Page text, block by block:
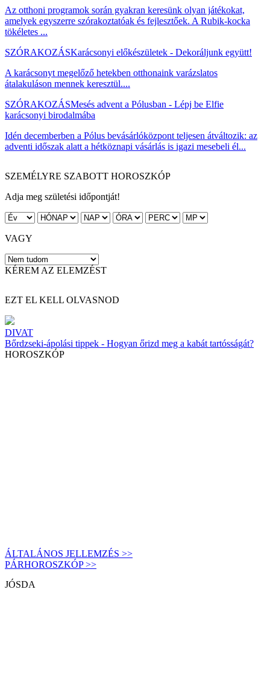
Az otthoni programok során gyakran keresünk olyan játékokat,
amelyek egyszerre szórakoztatóak és fejlesztőek. A Rubik-kocka
tökéletes ...
SZÓRAKOZÁSKarácsonyi előkészületek - Dekoráljunk együtt!
A karácsonyt megelőző hetekben otthonaink varázslatos
átalakuláson mennek keresztül....
SZÓRAKOZÁSMesés advent a Pólusban - Lépj be Elfie
karácsonyi birodalmába
Idén decemberben a Pólus bevásárlóközpont teljesen átváltozik: az
adventi időszak alatt a hétköznapi vásárlás is igazi mesebeli él...
SZEMÉLYRE SZABOTT HOROSZKÓP
Adja meg születési időpontját!
VAGY
KÉREM AZ ELEMZÉST
EZT EL KELL OLVASNOD
DIVAT
Bőrdzseki-ápolási tippek - Hogyan őrizd meg a kabát tartósságát?
HOROSZKÓP
ÁLTALÁNOS JELLEMZÉS >>
PÁRHOROSZKÓP >>
JÓSDA